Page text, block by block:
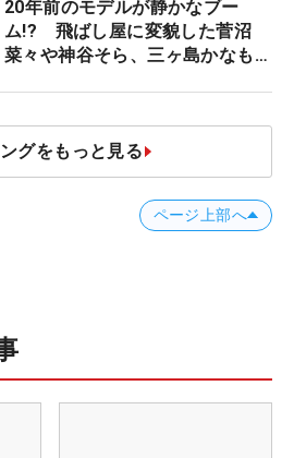
20年前のモデルが静かなブー
ム!? 飛ばし屋に変貌した菅沼
菜々や神谷そら、三ヶ島かなも使
グをもっと見る
ページ上部へ